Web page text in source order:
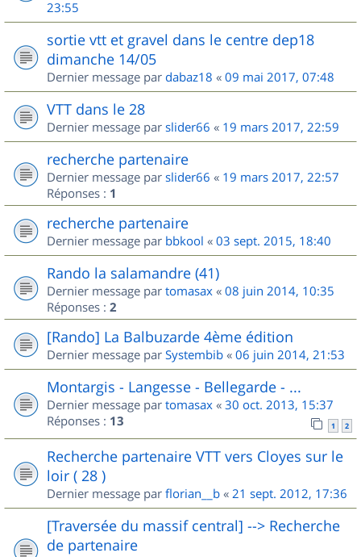
23:55
sortie vtt et gravel dans le centre dep18
dimanche 14/05
Dernier message par dabaz18 « 09 mai 2017, 07:48
VTT dans le 28
Dernier message par slider66 « 19 mars 2017, 22:59
recherche partenaire
Dernier message par slider66 « 19 mars 2017, 22:57
Réponses : 1
recherche partenaire
Dernier message par bbkool « 03 sept. 2015, 18:40
Rando la salamandre (41)
Dernier message par tomasax « 08 juin 2014, 10:35
Réponses : 2
[Rando] La Balbuzarde 4ème édition
Dernier message par Systembib « 06 juin 2014, 21:53
Montargis - Langesse - Bellegarde - ...
Dernier message par tomasax « 30 oct. 2013, 15:37
Réponses : 13 1 2
Recherche partenaire VTT vers Cloyes sur le
loir ( 28 )
Dernier message par florian__b « 21 sept. 2012, 17:36
[Traversée du massif central] --> Recherche
de partenaire